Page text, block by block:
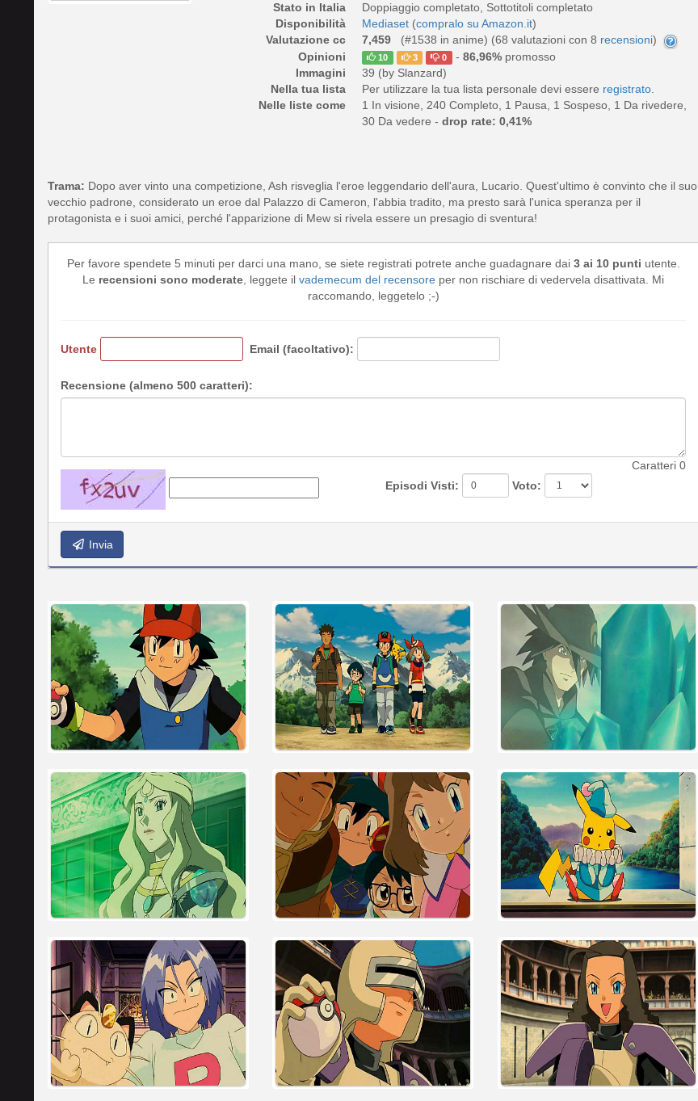
Stato in Italia
Doppiaggio completato, Sottotitoli completato
Disponibilità
Mediaset (compralo su Amazon.it)
Valutazione cc
7,459 (#1538 in anime) (68 valutazioni con 8 recensioni)
Opinioni
10 3 0 - 86,96%promosso
Immagini
39 (by Slanzard)
Nella tua lista
Per utilizzare la tua lista personale devi essere registrato
Nelle liste come
1 In visione, 240 Completo, 1 Pausa, 1 Sospeso, 1 Da rivedere,
30 Da vedere - drop rate: 0,41%
Trama: Dopo aver vinto una competizione, Ash risveglia l'eroe leggendario dell'aura, Lucario. Quest'ultimo è convinto che il suo
vecchio padrone, considerato un eroe dal Palazzo di Cameron, l'abbia tradito, ma presto sarà l'unica speranza per il
protagonista e i suoi amici, perché l'apparizione di Mew si rivela essere un presagio di sventura!
Per favore spendete 5 minuti per darci una mano, se siete registrati potrete anche guadagnare dai 3 ai 10 punti utente.
Le recensioni sono moderate , leggete il vademecum del recensore per non rischiare di vedervela disattivata. Mi
raccomando, leggetelo ;-)
Utente Email (facoltativo):
Recensione (almeno 500 caratteri):
Caratteri 0
Episodi Visti:
Voto:
Invia